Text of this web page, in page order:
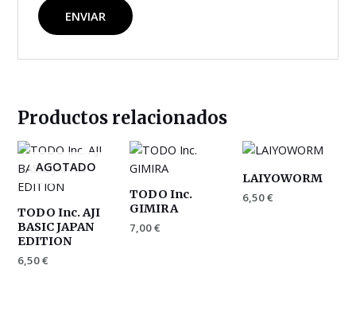
Productos relacionados
AGOTADO
TODO Inc. AJI
BASIC JAPAN
EDITION
6,50€
TODO Inc.
GIMIRA
7,00€
LAIYOWORM
6,50€